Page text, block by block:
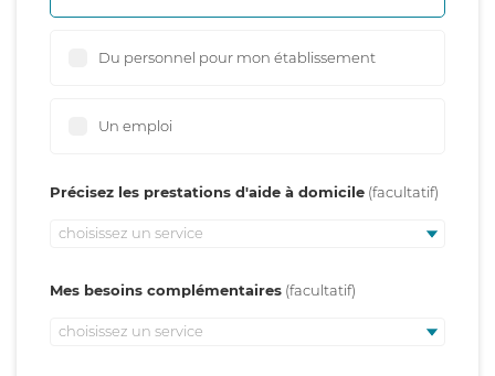
Du personnel pour mon établissement
Un emploi
Précisez les prestations d'aide à domicile
choisissez un service
Mes besoins complémentaires
choisissez un service